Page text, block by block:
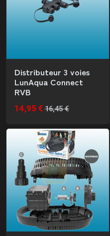
Distributeur 3 voies
LunAqua Connect
RVB
14,95 € 16,45 €